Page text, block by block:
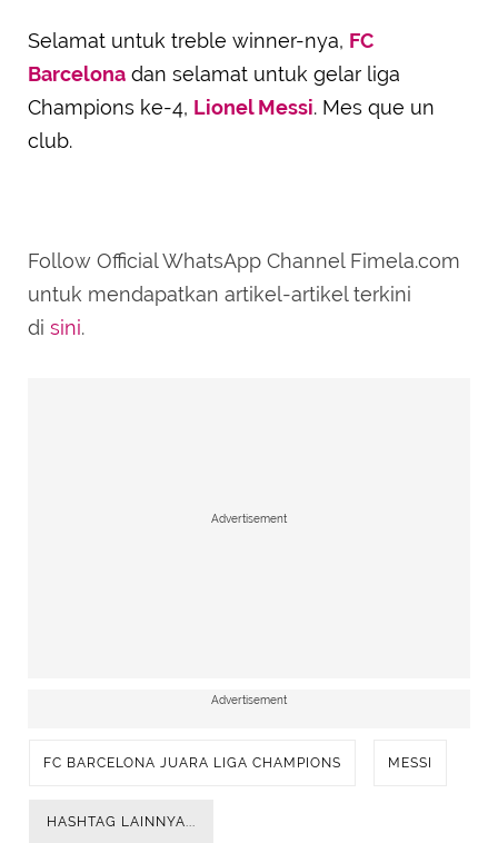
Selamat untuk treble winner-nya, FC
Barcelona dan selamat untuk gelar liga
Champions ke-4, Lionel Messi. Mes que un
club.
Follow Official WhatsApp Channel Fimela.com
untuk mendapatkan artikel-artikel terkini
di sini.
Advertisement
Advertisement
FC BARCELONA JUARA LIGA CHAMPIONS MESSI
HASHTAG LAINNYA...